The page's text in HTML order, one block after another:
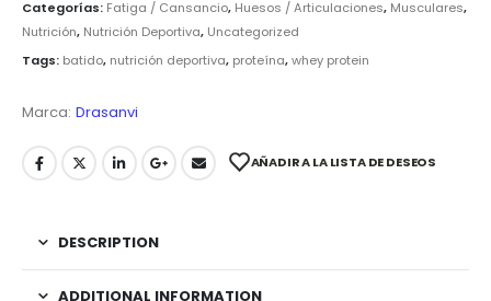
Categorías: Fatiga / Cansancio, Huesos / Articulaciones, Musculares,
Nutrición, Nutrición Deportiva, Uncategorized
Tags: batido, nutrición deportiva, proteína,whey protein
Marca: Drasanvi
AÑADIR A LA LISTA DE DESEOS
DESCRIPTION
ADDITIONAL INFORMATION